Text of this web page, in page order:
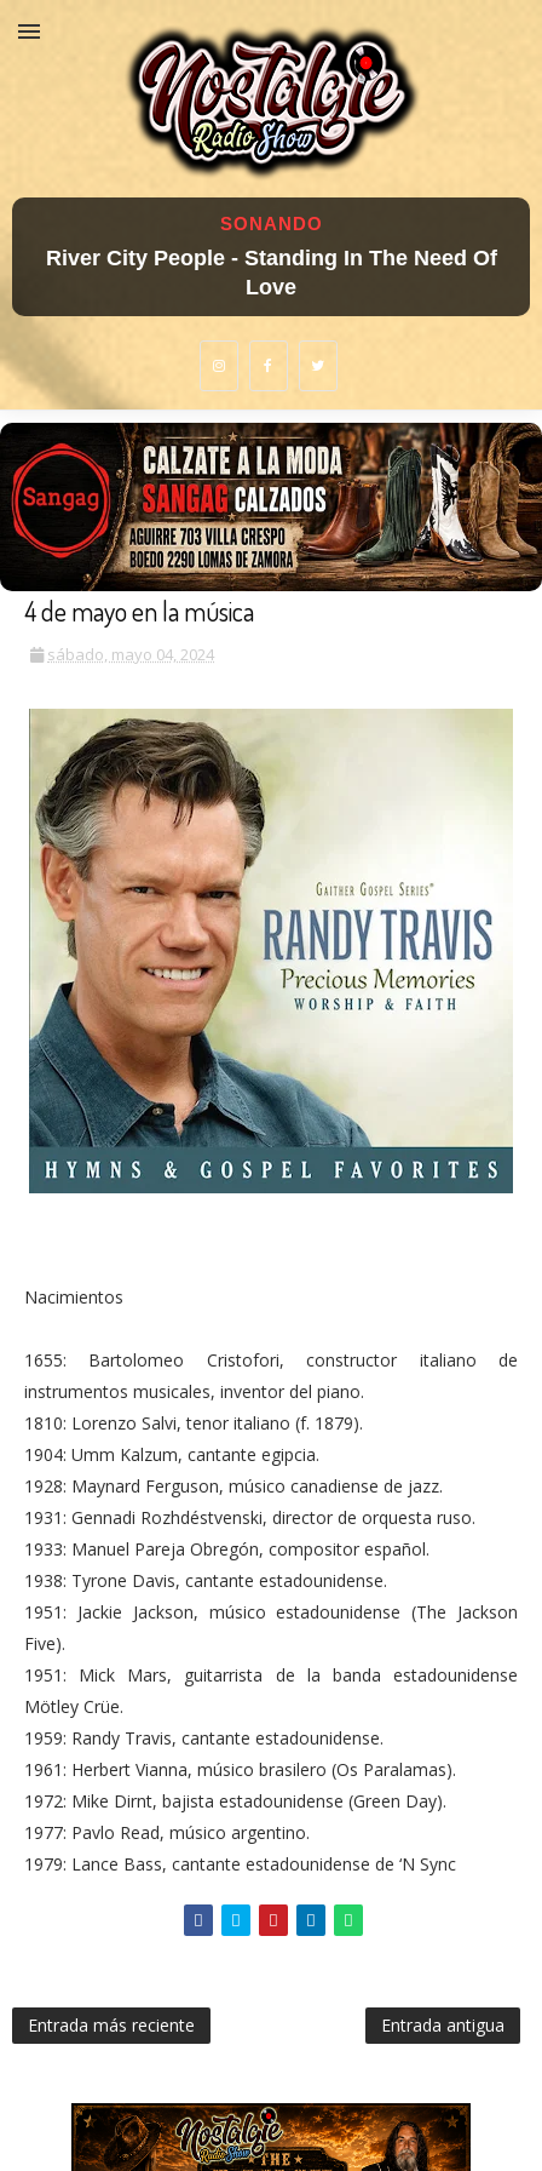
SONANDO
River City People - Standing In The Need Of
Love
4 de mayo en la música
sábado, mayo 04, 2024
Nacimientos
1655: Bartolomeo Cristofori, constructor italiano de
instrumentos musicales, inventor del piano.
1810: Lorenzo Salvi, tenor italiano (f. 1879).
1904: Umm Kalzum, cantante egipcia.
1928: Maynard Ferguson, músico canadiense de jazz.
1931: Gennadi Rozhdéstvenski, director de orquesta ruso.
1933: Manuel Pareja Obregón, compositor español.
1938: Tyrone Davis, cantante estadounidense.
1951: Jackie Jackson, músico estadounidense (The Jackson
Five).
1951: Mick Mars, guitarrista de la banda estadounidense
Mötley Crüe.
1959: Randy Travis, cantante estadounidense.
1961: Herbert Vianna, músico brasilero (Os Paralamas).
1972: Mike Dirnt, bajista estadounidense (Green Day).
1977: Pavlo Read, músico argentino.
1979: Lance Bass, cantante estadounidense de ‘N Sync
Entrada más reciente Entrada antigua